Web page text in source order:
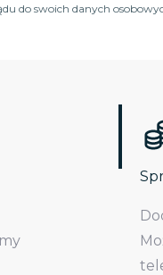
do swoich danych